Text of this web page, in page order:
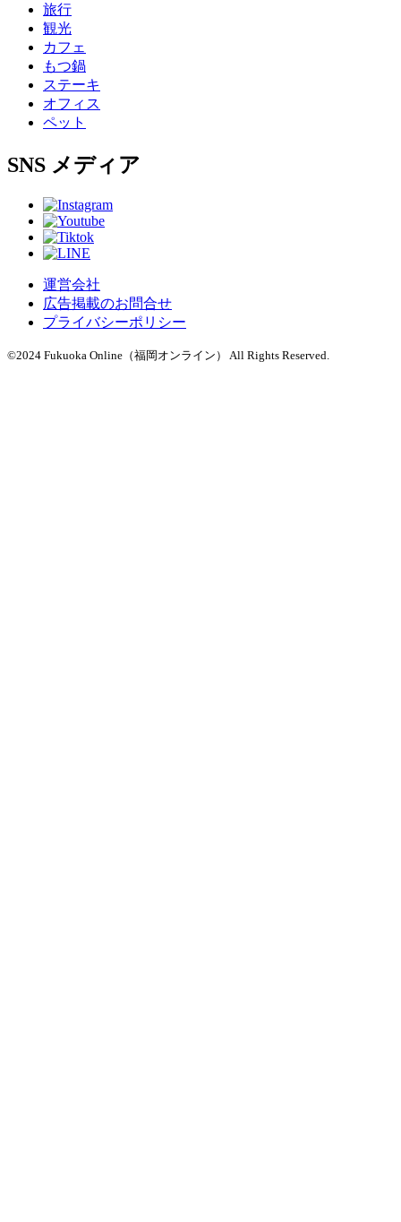
旅行
観光
カフェ
もつ鍋
ステーキ
オフィス
ペット
SNS メディア
運営会社
広告掲載のお問合せ
プライバシーポリシー
©2024 Fukuoka Online（福岡オンライン） All Rights Reserved.